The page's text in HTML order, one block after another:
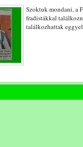
Szoktuk mondani, a
fradistákkal
találkozhattak